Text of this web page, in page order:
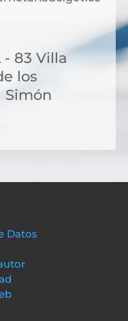
- 83 Villa
los
Simón
Datos